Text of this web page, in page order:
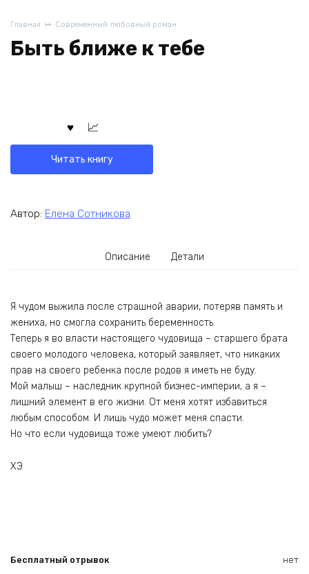
Главная Современный любовный роман
Быть ближе к тебе
Читать книгу
Автор: Елена Сотникова
Описание Детали
Я чудом выжила после страшной аварии, потеряв память и
жениха, но смогла сохранить беременность.
Теперь я во власти настоящего чудовища – старшего брата
своего молодого человека, который заявляет, что никаких
прав на своего ребенка после родов я иметь не буду.
Мой малыш – наследник крупной бизнес-империи, а я –
лишний элемент в его жизни. От меня хотят избавиться
любым способом. И лишь чудо может меня спасти.
Но что если чудовища тоже умеют любить?
ХЭ
Бесплатный отрывок нет